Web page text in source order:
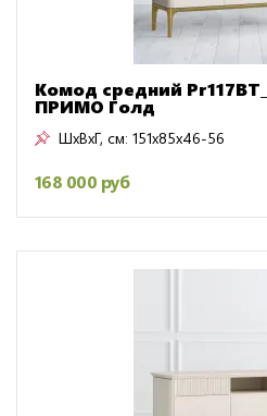
Комод средний
ПРИМО Голд
ШxВxГ, см: 151x85x46-56
168 000 руб